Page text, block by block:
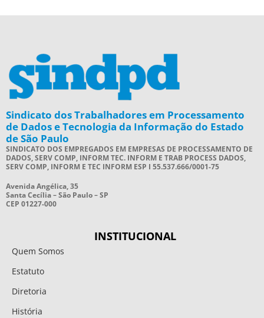
Sindicato dos Trabalhadores em Processamento
de Dados e Tecnologia da Informação do Estado
de São Paulo
SINDICATO DOS EMPREGADOS EM EMPRESAS DE PROCESSAMENTO DE
DADOS, SERV COMP, INFORM TEC. INFORM E TRAB PROCESS DADOS,
SERV COMP, INFORM E TEC INFORM ESP I 55.537.666/0001-75
Avenida Angélica, 35
Santa Cecília – São Paulo – SP
CEP 01227-000
INSTITUCIONAL
Quem Somos
Estatuto
Diretoria
História